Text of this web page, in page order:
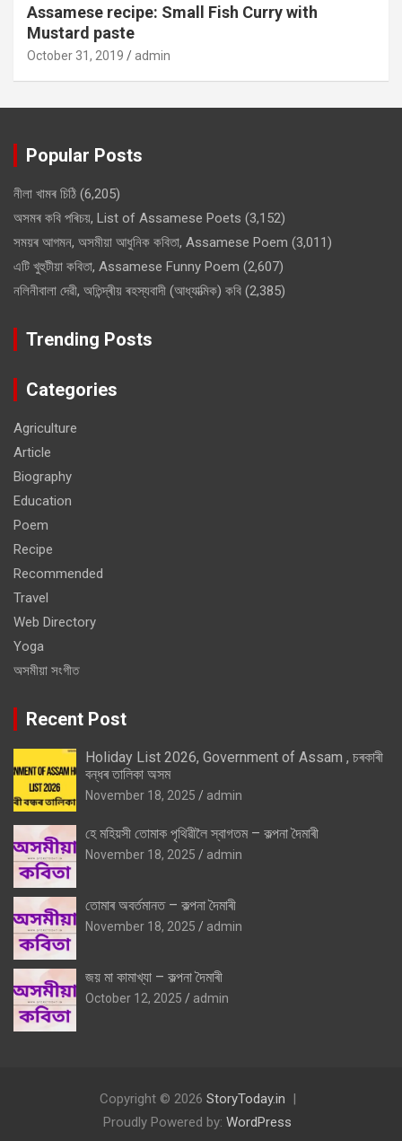
Assamese recipe: Small Fish Curry with
Mustard paste
October 31, 2019 admin
Popular Posts
নীলা খামৰ চিঠি (6,205)
অসমৰ কবি পৰিচয়, List of Assamese Poets (3,152)
সময়ৰ আগমন, অসমীয়া আধুনিক কবিতা, Assamese Poem (3,011)
এটি খুহুটীয়া কবিতা, Assamese Funny Poem (2,607)
নলিনীবালা দেৱী, অতিন্দ্ৰীয় ৰহস্যবাদী (আধ্যাত্মিক) কবি (2,385)
Trending Posts
Categories
Agriculture
Article
Biography
Education
Poem
Recipe
Recommended
Travel
Web Directory
Yoga
অসমীয়া সংগীত
Recent Post
Holiday List 2026, Government of Assam , চৰকাৰী
বন্ধৰ তালিকা অসম
November 18, 2025 admin
হে মহিয়সী তোমাক পৃথিৱীলৈ স্বাগতম – কল্পনা দৈমাৰী
November 18, 2025 admin
তোমাৰ অবৰ্তমানত – কল্পনা দৈমাৰী
November 18, 2025 admin
জয় মা কামাখ্যা – কল্পনা দৈমাৰী
October 12, 2025 admin
Copyright © 2026 StoryToday.in
Proudly Powered by: WordPress